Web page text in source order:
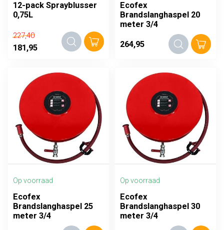
12-pack Sprayblusser
0,75L
227,40
181,95
Ecofex
Brandslanghaspel 20
meter 3/4
264,95
Op voorraad
Ecofex
Brandslanghaspel 25
meter 3/4
Op voorraad
Ecofex
Brandslanghaspel 30
meter 3/4